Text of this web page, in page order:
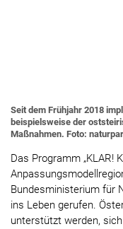
Seit dem Frühjahr 2018
beispielsweise der
Maßnahmen. Foto:
Das Programm „KLAR!
Bundesministerium für
ins Leben gerufen.
unterstützt werden,